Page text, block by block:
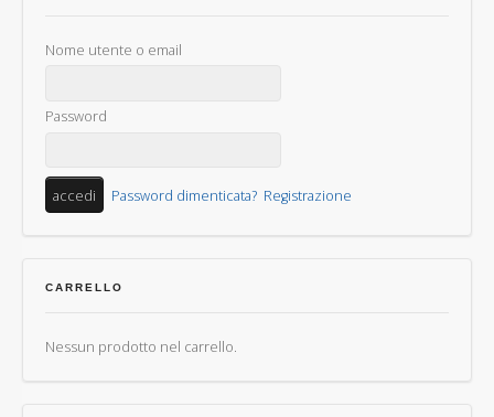
Nome utente o email
Password
Password dimenticata? Registrazione
CARRELLO
Nessun prodotto nel carrello.